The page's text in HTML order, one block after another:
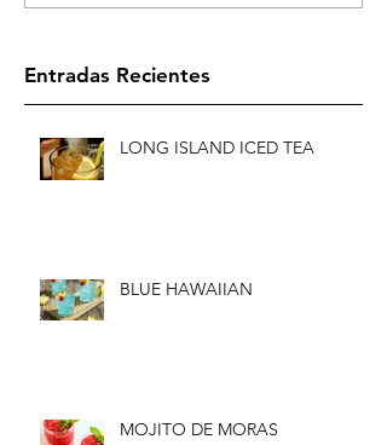
Entradas Recientes
LONG ISLAND ICED TEA
BLUE HAWAIIAN
MOJITO DE MORAS